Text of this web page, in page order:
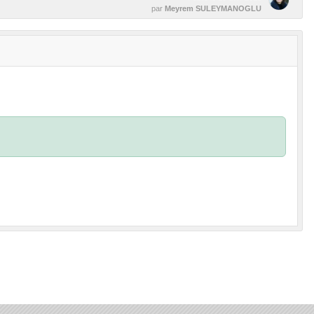
par Meyrem SULEYMANOGLU